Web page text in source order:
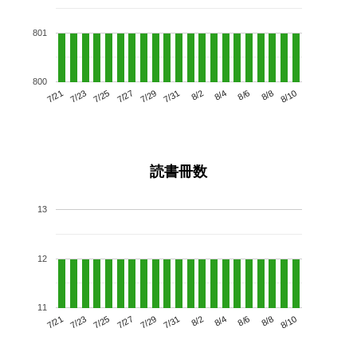
7/21 7/23 7/25 7/27 7/29 7/31 8/2 8/4 8/6 8/8 8/10
800
801
読書冊数
7/21 7/23 7/25 7/27 7/29 7/31 8/2 8/4 8/6 8/8 8/10
11
12
13